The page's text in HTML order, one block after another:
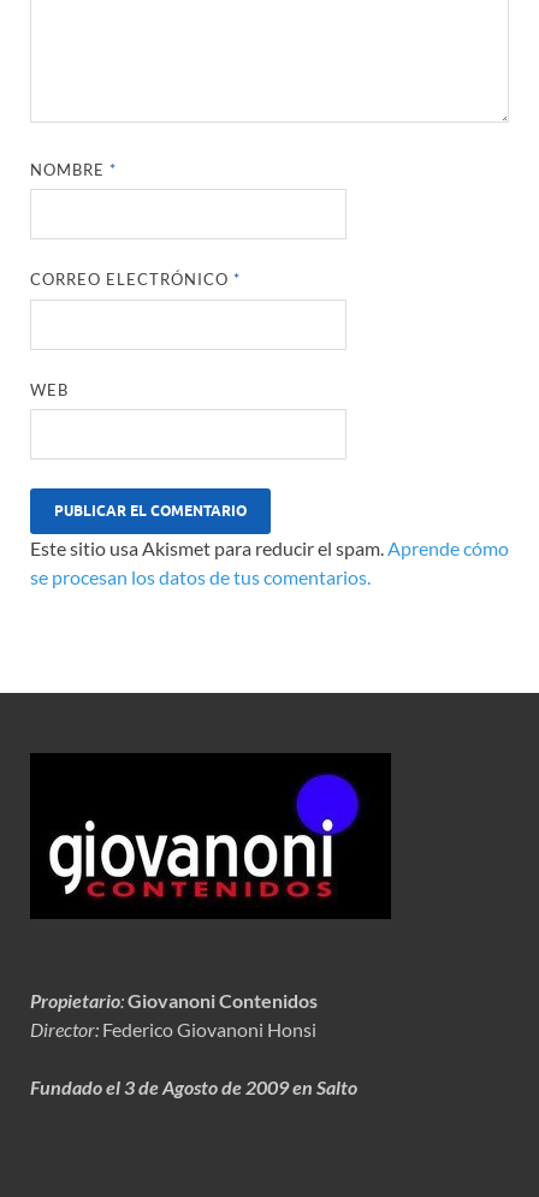
NOMBRE*
CORREO ELECTRÓNICO*
WEB
Este sitio usa Akismet para reducir el spam.Aprende cómo
se procesan los datos de tus comentarios.
Propietario:Giovanoni Contenidos
Director: Federico Giovanoni Honsi
Fundado el 3 de Agosto de 2009 en Salto